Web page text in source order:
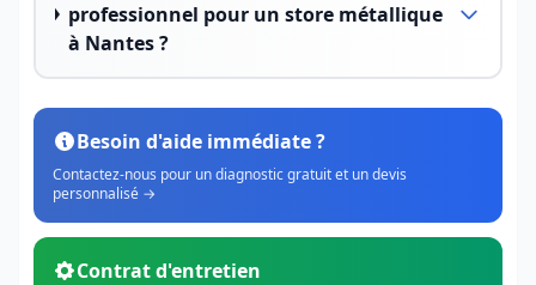
professionnel pour un store métallique
à Nantes ?
Besoin d'aide immédiate ?
Contactez-nous pour un diagnostic gratuit et un devis
personnalisé →
Contrat d'entretien